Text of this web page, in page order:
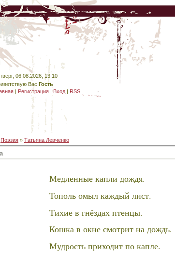
06.08.2026, 13:10
Вас Гость
| Регистрация |Вход | RSS
Поэзия » Татьяна Левченко
Медленные капли дождя.
Тополь омыл каждый лист.
Тихие в гнёздах птенцы.
Кошка в окне смотрит на дождь.
Мудрость приходит по капле.